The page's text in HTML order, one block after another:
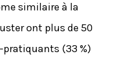
similaire à la
ont plus de 50
pratiquants (33 %)